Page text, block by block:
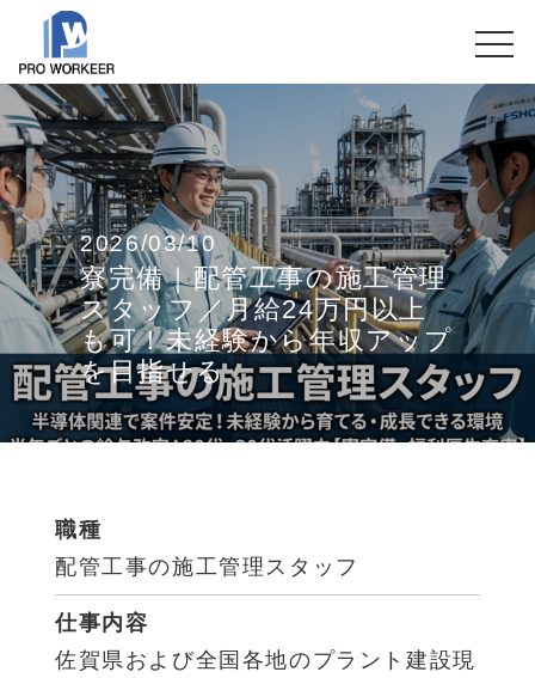
2026/03/10
寮完備｜配管工事の施工管理
スタッフ／月給24万円以上
も可！未経験から年収アップ
を目指せる
職種
配管工事の施工管理スタッフ
仕事内容
佐賀県および全国各地のプラント建設現